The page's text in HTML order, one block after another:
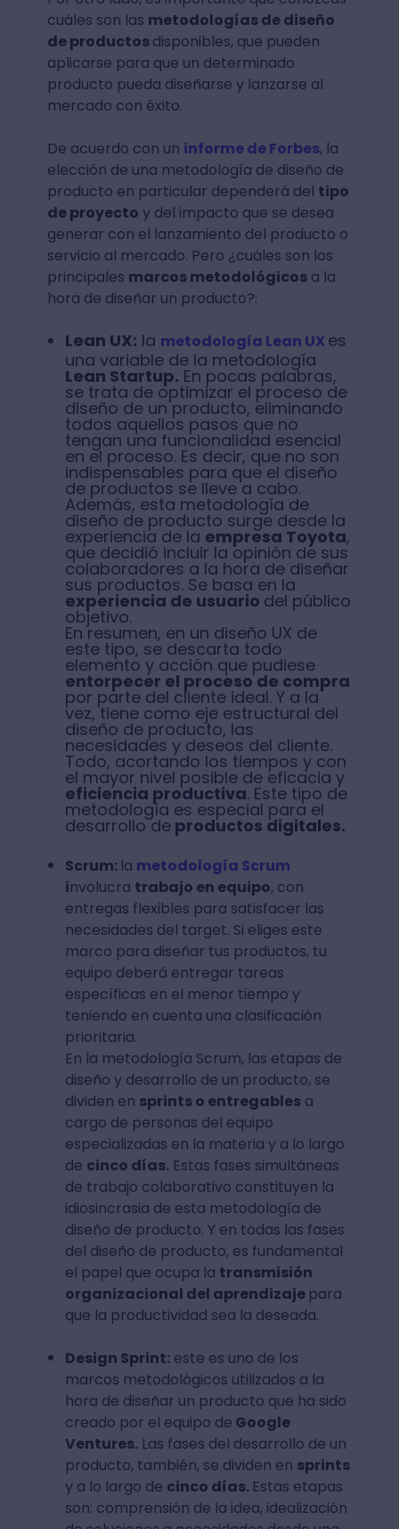
cuáles son las metodologías de diseño
de productosdisponibles, que pueden
aplicarse para que un determinado
producto pueda diseñarse y lanzarse al
mercado con éxito.
De acuerdo con un informe de Forbes, la
elección de una metodología de diseño de
producto en particular dependerá del tipo
de proyecto y del impacto que se desea
generar con el lanzamiento del producto o
servicio al mercado. Pero ¿cuáles son los
principales marcos metodológicosa la
hora de diseñar un producto?:
Lean UX: la metodología Lean UXes
una variable de la metodología
Lean Startup. En pocas palabras,
se trata de optimizar el proceso de
diseño de un producto, eliminando
todos aquellos pasos que no
tengan una funcionalidad esencial
en el proceso. Es decir, que no son
indispensables para que el diseño
de productos se lleve a cabo.
Además, esta metodología de
diseño de producto surge desde la
experiencia de la empresa Toyota,
que decidió incluir la opinión de sus
colaboradores a la hora de diseñar
sus productos. Se basa en la
experiencia de usuario del público
objetivo.
En resumen, en un diseño UX de
este tipo, se descarta todo
elemento y acción que pudiese
entorpecer el proceso de compra
por parte del cliente ideal. Y a la
vez, tiene como eje estructural del
diseño de producto, las
necesidades y deseos del cliente.
Todo, acortando los tiempos y con
el mayor nivel posible de eficacia y
eficiencia productiva. Este tipo de
metodología es especial para el
desarrollo deproductos digitales.
Scrum: la metodología Scrum
involucra trabajo en equipo, con
entregas flexibles para satisfacer las
necesidades del target. Si eliges este
marco para diseñar tus productos, tu
equipo deberá entregar tareas
específicas en el menor tiempo y
teniendo en cuenta una clasificación
prioritaria.
En la metodología Scrum, las etapas de
diseño y desarrollo de un producto, se
dividen en sprints o entregablesa
cargo de personas del equipo
especializadas en la materia y a lo largo
de cinco días.Estas fases simultáneas
de trabajo colaborativo constituyen la
idiosincrasia de esta metodología de
diseño de producto. Y en todas las fases
del diseño de producto, es fundamental
el papel que ocupa la transmisión
organizacional del aprendizaje para
que la productividad sea la deseada.
Design Sprint:este es uno de los
marcos metodológicos utilizados a la
hora de diseñar un producto que ha sido
creado por el equipo de Google
Ventures.Las fases del desarrollo de un
producto, también, se dividen en sprints
y a lo largo de cinco días. Estas etapas
son: comprensión de la idea, idealización